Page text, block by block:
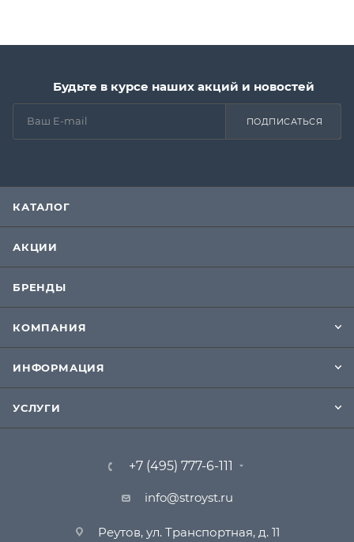
Будьте в курсе наших акций и новостей
ПОДПИСАТЬСЯ
КАТАЛОГ
АКЦИИ
БРЕНДЫ
КОМПАНИЯ
ИНФОРМАЦИЯ
УСЛУГИ
+7 (495) 777-6-111
info@stroyst.ru
Реутов, ул. Транспортная, д. 11